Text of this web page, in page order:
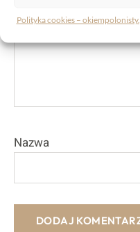
Polityka cookies –
Nazwa